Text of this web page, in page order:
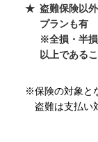
盗難保険以
プランも有
※全損・半
以上である
※保険の対象と
盗難は支払い